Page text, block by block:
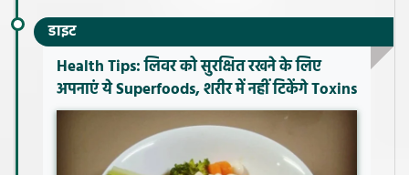
डाइट
Health Tips: लिवर को सुरक्षित रखने के लिए
अपनाएं ये Superfoods, शरीर में नहीं टिकेंगे Toxins